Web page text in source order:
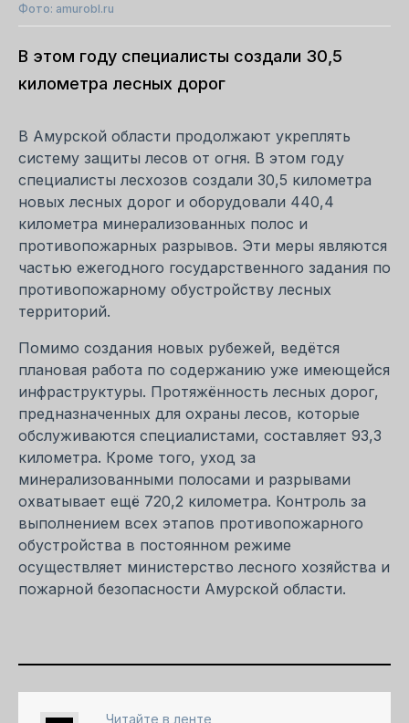
Фото: amurobl.ru
В этом году специалисты создали 30,5
километра лесных дорог
В Амурской области продолжают укреплять
систему защиты лесов от огня. В этом году
специалисты лесхозов создали 30,5 километра
новых лесных дорог и оборудовали 440,4
километра минерализованных полос и
противопожарных разрывов. Эти меры являются
частью ежегодного государственного задания по
противопожарному обустройству лесных
территорий.
Помимо создания новых рубежей, ведётся
плановая работа по содержанию уже имеющейся
инфраструктуры. Протяжённость лесных дорог,
предназначенных для охраны лесов, которые
обслуживаются специалистами, составляет 93,3
километра. Кроме того, уход за
минерализованными полосами и разрывами
охватывает ещё 720,2 километра. Контроль за
выполнением всех этапов противопожарного
обустройства в постоянном режиме
осуществляет министерство лесного хозяйства и
пожарной безопасности Амурской области.
Читайте в ленте